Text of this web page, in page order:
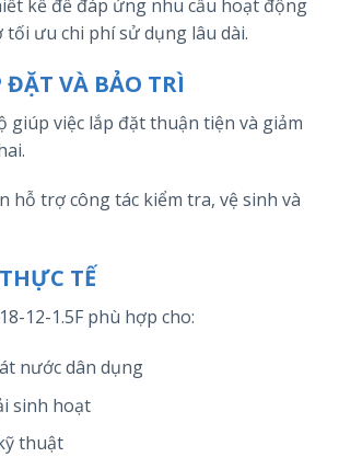
kế để đáp ứng nhu cầu hoạt động
tối ưu chi phí sử dụng lâu dài.
ĐẶT VÀ BẢO TRÌ
giúp việc lắp đặt thuận tiện và giảm
hỗ trợ công tác kiểm tra, vệ sinh và
TẾ
12-1.5F phù hợp cho:
nước dân dụng
sinh hoạt
thuật